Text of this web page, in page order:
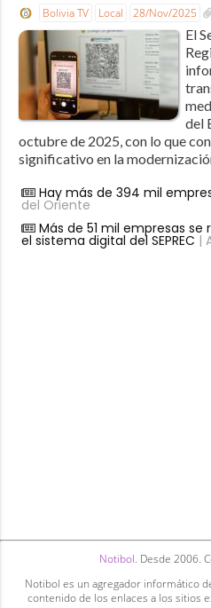
Bolivia TV Local 28/Nov/2025
El
del
octubre de 2025, con lo que
significativo en la
Hay más de 394 mil
del Oriente
Más de 51 mil empresas
el sistema digital del SEPREC |
Notibol. Desde 2006.
Notibol es un agregador informático
contenido de los enlaces a los sitios